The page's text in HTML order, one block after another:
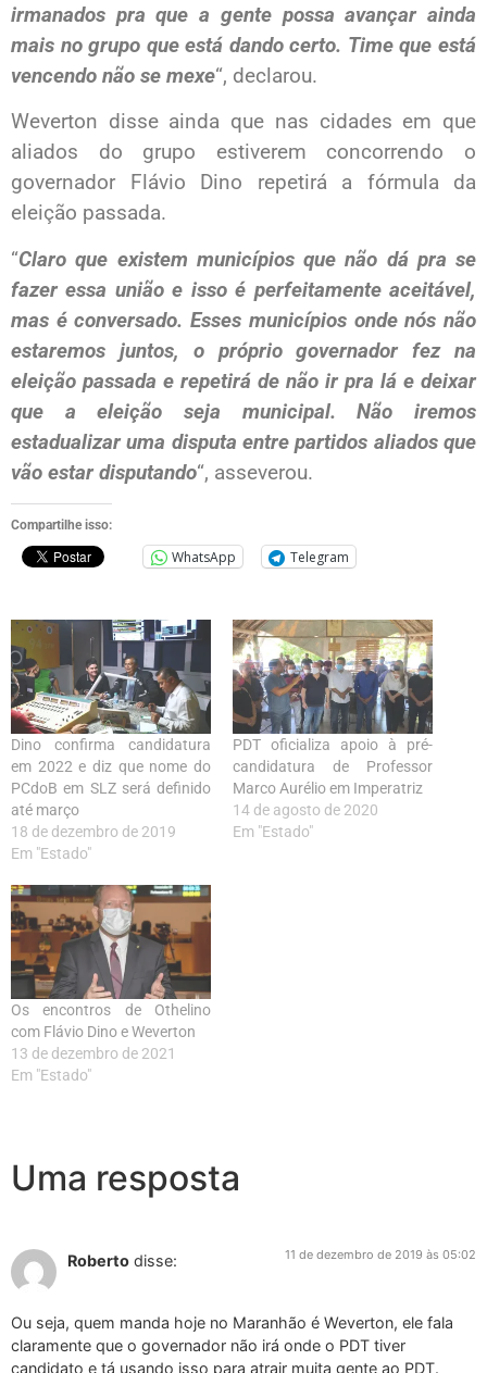
irmanados pra que a gente possa avançar ainda
mais no grupo que está dando certo. Time que está
vencendo não se mexe“, declarou.
Weverton disse ainda que nas cidades em que
aliados do grupo estiverem concorrendo o
governador Flávio Dino repetirá a fórmula da
eleição passada.
“Claro que existem municípios que não dá pra se
fazer essa união e isso é perfeitamente aceitável,
mas é conversado. Esses municípios onde nós não
estaremos juntos, o próprio governador fez na
eleição passada e repetirá de não ir pra lá e deixar
que a eleição seja municipal. Não iremos
estadualizar uma disputa entre partidos aliados que
vão estar disputando“, asseverou.
Compartilhe isso:
WhatsApp Telegram
Dino confirma candidatura
em 2022 e diz que nome do
PCdoB em SLZ será definido
até março
18 de dezembro de 2019
Em "Estado"
PDT oficializa apoio à pré-
candidatura de Professor
Marco Aurélio em Imperatriz
14 de agosto de 2020
Em "Estado"
Os encontros de Othelino
com Flávio Dino e Weverton
13 de dezembro de 2021
Em "Estado"
Uma resposta
Roberto disse: 11 de dezembro de 2019 às 05:02
Ou seja, quem manda hoje no Maranhão é Weverton, ele fala
claramente que o governador não irá onde o PDT tiver
candidato e tá usando isso para atrair muita gente ao PDT.